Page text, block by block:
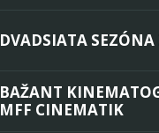
DVADSIATA
BAŽANT
MFF CINEMATIK